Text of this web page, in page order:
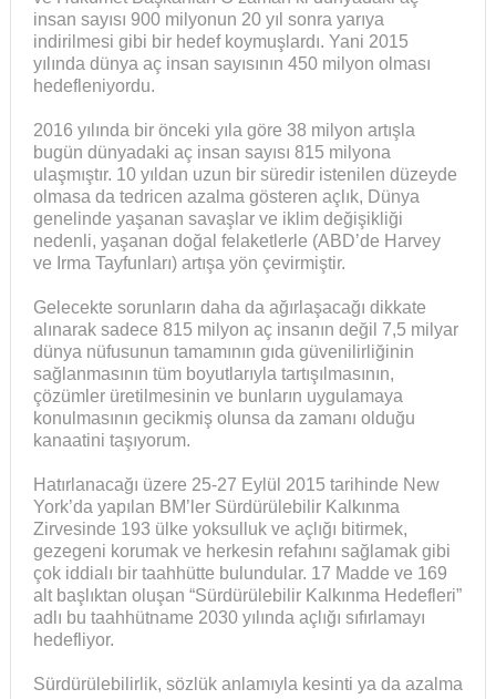
insan sayısı 900 milyonun 20 yıl sonra yarıya
indirilmesi gibi bir hedef koymuşlardı. Yani 2015
yılında dünya aç insan sayısının 450 milyon olması
hedefleniyordu.
2016 yılında bir önceki yıla göre 38 milyon artışla
bugün dünyadaki aç insan sayısı 815 milyona
ulaşmıştır. 10 yıldan uzun bir süredir istenilen düzeyde
olmasa da tedricen azalma gösteren açlık, Dünya
genelinde yaşanan savaşlar ve iklim değişikliği
nedenli, yaşanan doğal felaketlerle (ABD’de Harvey
ve Irma Tayfunları) artışa yön çevirmiştir.
Gelecekte sorunların daha da ağırlaşacağı dikkate
alınarak sadece 815 milyon aç insanın değil 7,5 milyar
dünya nüfusunun tamamının gıda güvenilirliğinin
sağlanmasının tüm boyutlarıyla tartışılmasının,
çözümler üretilmesinin ve bunların uygulamaya
konulmasının gecikmiş olunsa da zamanı olduğu
kanaatini taşıyorum.
Hatırlanacağı üzere 25-27 Eylül 2015 tarihinde New
York’da yapılan BM’ler Sürdürülebilir Kalkınma
Zirvesinde 193 ülke yoksulluk ve açlığı bitirmek,
gezegeni korumak ve herkesin refahını sağlamak gibi
çok iddialı bir taahhütte bulundular. 17 Madde ve 169
alt başlıktan oluşan “Sürdürülebilir Kalkınma Hedefleri”
adlı bu taahhütname 2030 yılında açlığı sıfırlamayı
hedefliyor.
Sürdürülebilirlik, sözlük anlamıyla kesinti ya da azalma